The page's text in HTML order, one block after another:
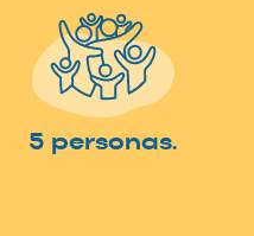
5 personas.